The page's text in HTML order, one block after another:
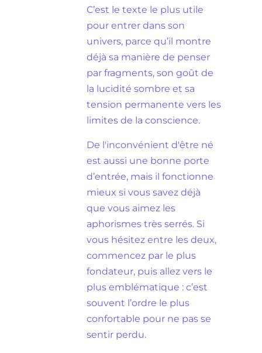
C’est le texte le plus utile
pour entrer dans son
univers, parce qu’il montre
déjà sa manière de penser
par fragments, son goût de
la lucidité sombre et sa
tension permanente vers les
limites de la conscience.
De l'inconvénient d'être né
est aussi une bonne porte
d’entrée, mais il fonctionne
mieux si vous savez déjà
que vous aimez les
aphorismes très serrés. Si
vous hésitez entre les deux,
commencez par le plus
fondateur, puis allez vers le
plus emblématique : c’est
souvent l’ordre le plus
confortable pour ne pas se
sentir perdu.